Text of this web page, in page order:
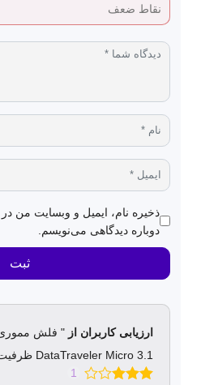
ذخیره نام، ایمیل و وبسایت من
دوباره دیدگاهی می‌نویسم.
ثبت
ارزیابی کاربران از " فلش
DataTraveler Micro 3.1 ظرفیت 32 گیگابایت "
1